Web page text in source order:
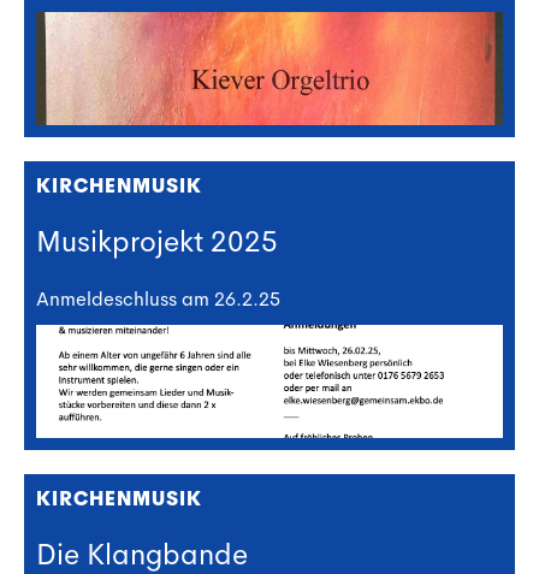
KIRCHENMUSIK
Musikprojekt 2025
Anmeldeschluss am 26.2.25
KIRCHENMUSIK
Die Klangbande